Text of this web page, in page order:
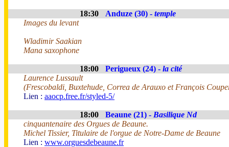
18:30 Anduze (30) - temple
Images du levant
Wladimir Saakian
Mana saxophone
18:00 Perigueux (24) - la cité
Laurence Lussault
(Frescobaldi, Buxtehude, Correa de Arauxo et François
Lien : aaocp.free.fr/styled-5/
18:00 Beaune (21) - Basilique Nd
cinquantenaire des Orgues de Beaune.
Michel Tissier, Titulaire de l'orgue de Notre-Dame de Beaune
Lien : www.orguesdebeaune.fr